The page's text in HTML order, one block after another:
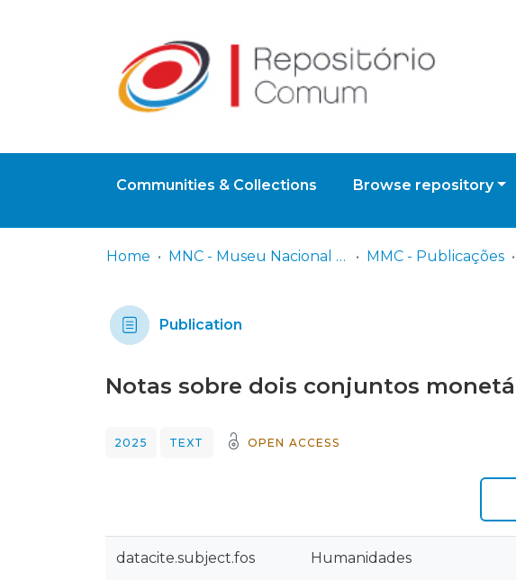
Communities & Collections Browse repository
Home MNC - Museu Nacional de Conímbriga MMC - Publicações
Publication
Notas sobre dois conjuntos
2025 TEXT OPEN ACCESS
datacite.subject.fos Humanidades